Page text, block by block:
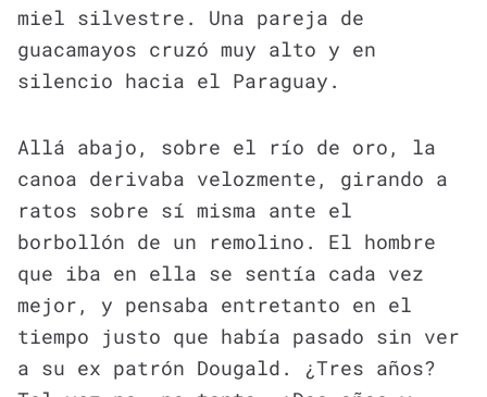
miel silvestre. Una pareja de
guacamayos cruzó muy alto y en
silencio hacia el Paraguay.
Allá abajo, sobre el río de oro, la
canoa derivaba velozmente, girando a
ratos sobre sí misma ante el
borbollón de un remolino. El hombre
que iba en ella se sentía cada vez
mejor, y pensaba entretanto en el
tiempo justo que había pasado sin ver
a su ex patrón Dougald. ¿Tres años?